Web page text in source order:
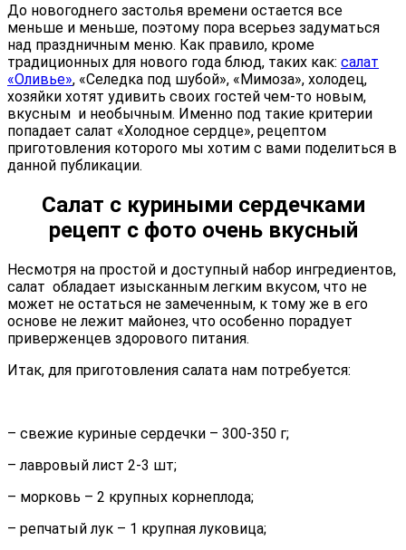
До новогоднего застолья времени остается все
меньше и меньше, поэтому пора всерьез задуматься
над праздничным меню. Как правило, кроме
традиционных для нового года блюд, таких как: салат
«Оливье», «Селедка под шубой», «Мимоза», холодец,
хозяйки хотят удивить своих гостей чем-то новым,
вкусным и необычным. Именно под такие критерии
попадает салат «Холодное сердце», рецептом
приготовления которого мы хотим с вами поделиться в
данной публикации.
Салат с куриными сердечками
рецепт с фото очень вкусный
Несмотря на простой и доступный набор ингредиентов,
салат обладает изысканным легким вкусом, что не
может не остаться не замеченным, к тому же в его
основе не лежит майонез, что особенно порадует
приверженцев здорового питания.
Итак, для приготовления салата нам потребуется:
– свежие куриные сердечки – 300-350 г;
– лавровый лист 2-3 шт;
– морковь – 2 крупных корнеплода;
– репчатый лук – 1 крупная луковица;